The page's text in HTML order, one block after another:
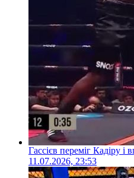
Гассієв переміг Кадіру
11.07.2026, 23:53